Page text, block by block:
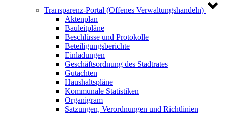
Transparenz-Portal (Offenes Verwaltungshandeln)
Aktenplan
Bauleitpläne
Beschlüsse und Protokolle
Beteiligungsberichte
Einladungen
Geschäftsordnung des Stadtrates
Gutachten
Haushaltspläne
Kommunale Statistiken
Organigram
Satzungen, Verordnungen und Richtlinien